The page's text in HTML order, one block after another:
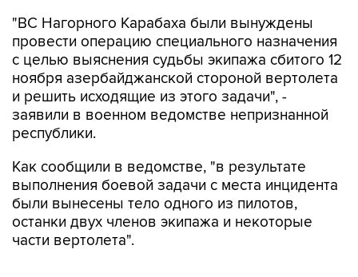
"ВС Нагорного Карабаха были вынуждены
провести операцию специального назначения
с целью выяснения судьбы экипажа сбитого 12
ноября азербайджанской стороной вертолета
и решить исходящие из этого задачи", -
заявили в военном ведомстве непризнанной
республики.
Как сообщили в ведомстве, "в результате
выполнения боевой задачи с места инцидента
были вынесены тело одного из пилотов,
останки двух членов экипажа и некоторые
части вертолета".